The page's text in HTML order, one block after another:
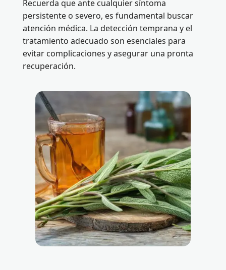
Recuerda que ante cualquier síntoma
persistente o severo, es fundamental buscar
atención médica. La detección temprana y el
tratamiento adecuado son esenciales para
evitar complicaciones y asegurar una pronta
recuperación.